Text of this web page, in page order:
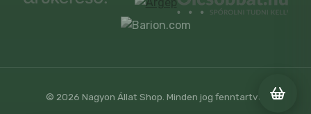
© 2026 Nagyon Állat Shop. Minden jog fenntartva.